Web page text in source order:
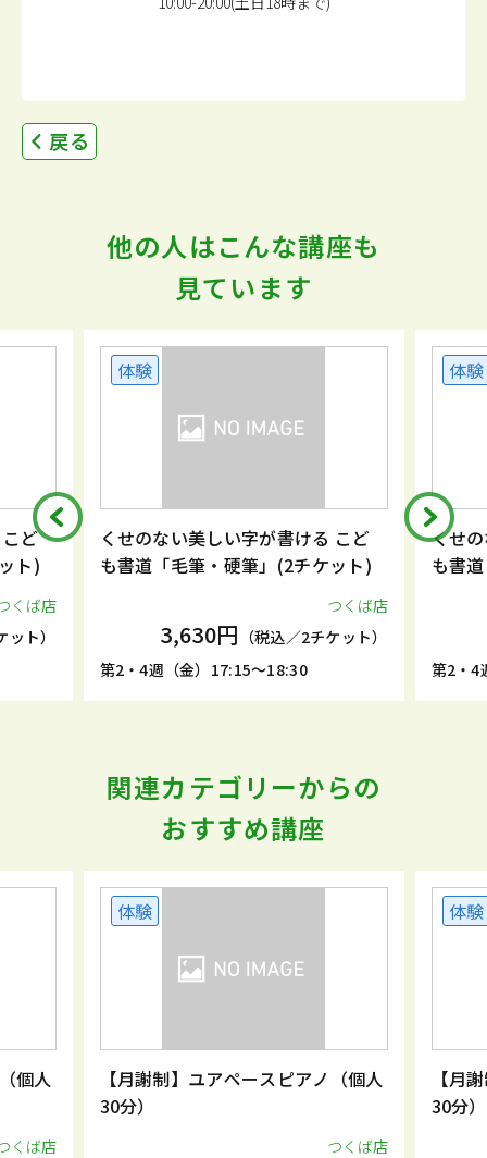
戻る
他の人はこんな講座も
見ています
ど
ト)
くば店
ト）
体験
くせのない美しい字が書ける こど
も書道「毛筆・硬筆」(2チケット)
つくば店
3,630円 （税込／2チケット）
第2・4週（金）17:15～18:30
体験
くせ
も書
第2・4
関連カテゴリーからの
おすすめ講座
個人
くば店
体験
【月謝制】ユアペースピアノ（個人
30分）
つくば店
体験
【月
30分）